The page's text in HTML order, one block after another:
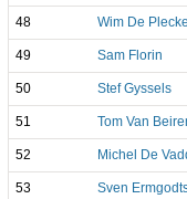
48 Wim De
49 Sam Florin
50 Stef Gyssels
51 Tom Van
52 Michel De
53 Sven